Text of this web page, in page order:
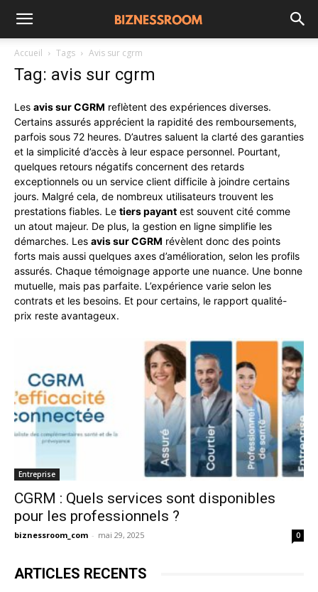
Accueil Tags Avis sur cgrm
Tag: avis sur cgrm
Les avis sur CGRM reflètent des expériences diverses.
Certains assurés apprécient la rapidité des remboursements,
parfois sous 72 heures. D’autres saluent la clarté des garanties
et la simplicité d’accès à leur espace personnel. Pourtant,
quelques retours négatifs concernent des retards
exceptionnels ou un service client difficile à joindre certains
jours. Malgré cela, de nombreux utilisateurs trouvent les
prestations fiables. Le tiers payant est souvent cité comme
un atout majeur. De plus, la gestion en ligne simplifie les
démarches. Les avis sur CGRM révèlent donc des points
forts mais aussi quelques axes d’amélioration, selon les profils
assurés. Chaque témoignage apporte une nuance. Une bonne
mutuelle, mais pas parfaite. L’expérience varie selon les
contrats et les besoins. Et pour certains, le rapport qualité-
prix reste avantageux.
Entreprise
CGRM : Quels services sont disponibles
pour les professionnels ?
biznessroom_com - mai 29, 2025 0
ARTICLES RECENTS